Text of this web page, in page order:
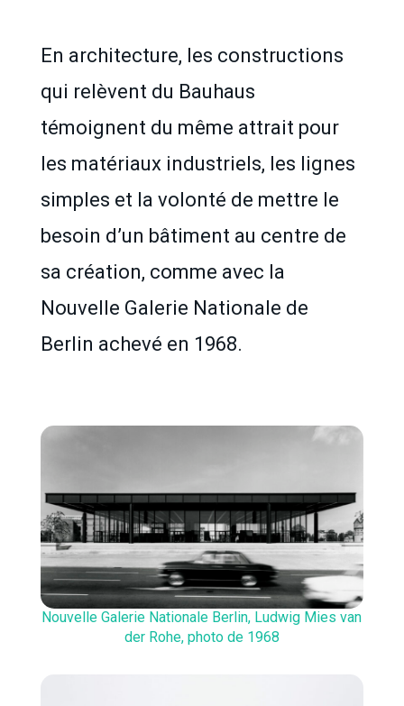
En architecture, les constructions
qui relèvent du Bauhaus
témoignent du même attrait pour
les matériaux industriels, les lignes
simples et la volonté de mettre le
besoin d’un bâtiment au centre de
sa création, comme avec la
Nouvelle Galerie Nationale de
Berlin achevé en 1968.
Nouvelle Galerie Nationale Berlin, Ludwig Mies van
der Rohe, photo de 1968